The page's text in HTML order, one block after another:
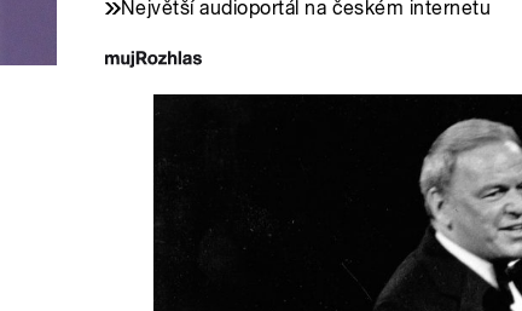
Největší audioportál na českém internetu